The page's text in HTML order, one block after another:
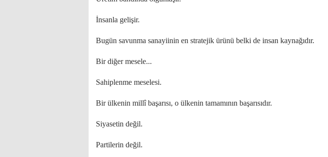
İnsanla gelişir.
Bugün savunma sanayiinin en stratejik ürünü belki de insan kaynağıdır.
Bir diğer mesele...
Sahiplenme meselesi.
Bir ülkenin millî başarısı, o ülkenin tamamının başarısıdır.
Siyasetin değil.
Partilerin değil.